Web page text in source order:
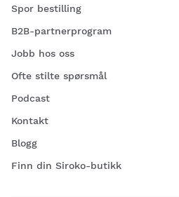
Spor bestilling
B2B-partnerprogram
Jobb hos oss
Ofte stilte spørsmål
Podcast
Kontakt
Blogg
Finn din Siroko-butikk